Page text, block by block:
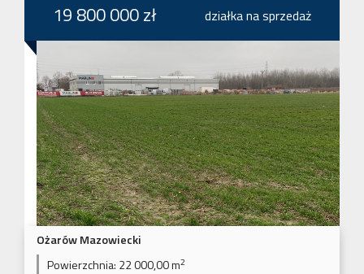
19 800 000 zł działka na sprzedaż
Ożarów Mazowiecki
Powierzchnia: 22 000,00 m2